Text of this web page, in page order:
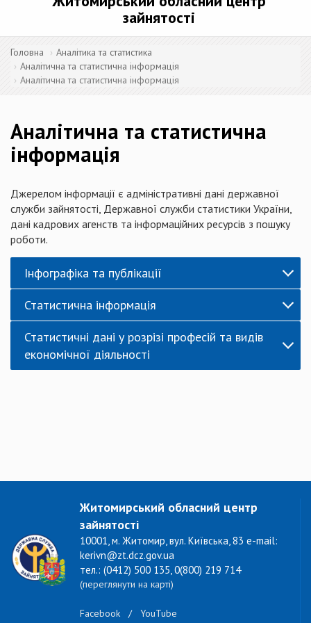
зайнятості
Головна
Аналітика та статистика
Аналітична та статистична інформація
Аналітична та статистична інформація
Аналітична та статистична
інформація
Джерелом інформації є адміністративні дані державної
служби зайнятості, Державної служби статистики України,
дані кадрових агенств та інформаційних ресурсів з пошуку
роботи.
Інфографіка та публікації
Статистична інформація
Статистичні дані у розрізі професій та видів
економічної діяльності
Житомирський обласний центр
зайнятості
10001, м. Житомир, вул. Київська, 83 e-mail:
kerivn@zt.dcz.gov.ua
тел.: (0412) 500 135, 0(800) 219 714
(переглянути на карті)
Facebook / YouTube